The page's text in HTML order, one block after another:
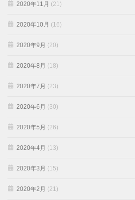
2020年11月 (21)
2020年10月 (16)
2020年9月 (20)
2020年8月 (18)
2020年7月 (23)
2020年6月 (30)
2020年5月 (26)
2020年4月 (13)
2020年3月 (15)
2020年2月 (21)